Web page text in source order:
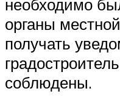
необходимо
органы
получать
соблюдены.